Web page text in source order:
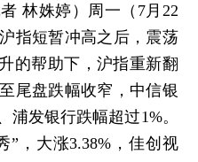
林姝婷） 周一（7月22
指短暂冲高之后，震荡
的帮助下，沪指重新翻
尾盘跌幅收窄，中信银
浦发银行跌幅超过1%。
”，大涨3.38%，佳创视